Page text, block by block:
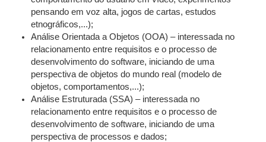
pensando em voz alta, jogos de cartas, estudos
etnográficos,...);
Análise Orientada a Objetos (OOA) – interessada no
relacionamento entre requisitos e o processo de
desenvolvimento do software, iniciando de uma
perspectiva de objetos do mundo real (modelo de
objetos, comportamentos,...);
Análise Estruturada (SSA) – interessada no
relacionamento entre requisitos e o processo de
desenvolvimento de software, iniciando de uma
perspectiva de processos e dados;